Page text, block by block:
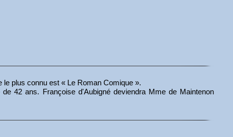
plus connu est « Le Roman Comique ».
42 ans. Françoise d'Aubigné deviendra Mme de Maintenon